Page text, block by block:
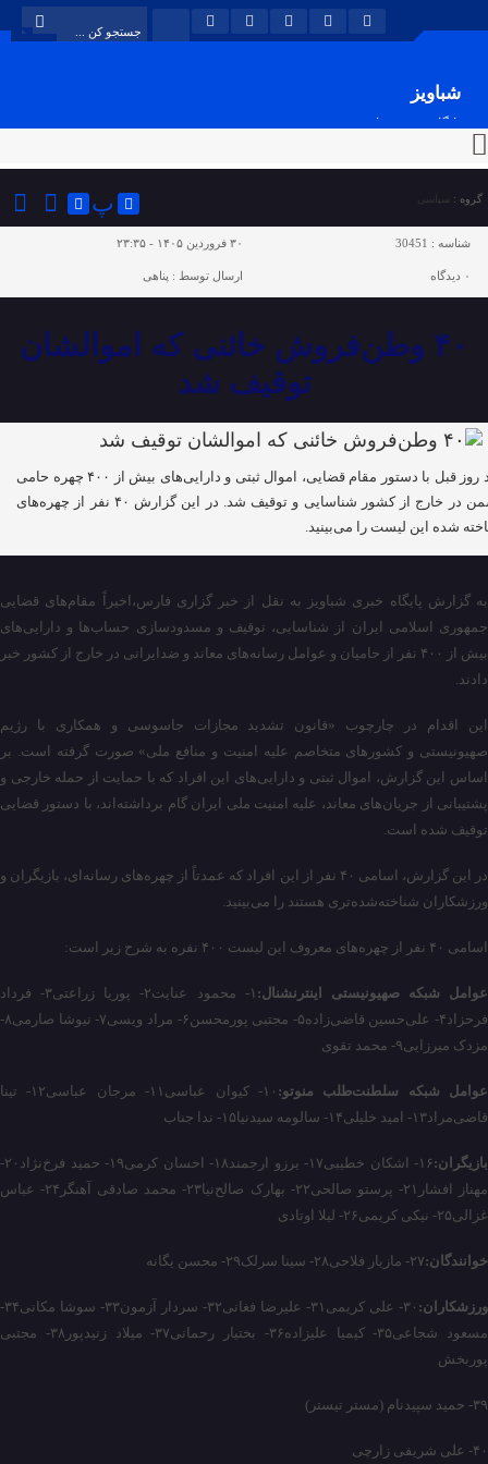
شباویز
پایگاه خبری شباویز
گروه : سیاسی پ
شناسه : 30451 ۳۰ فروردین ۱۴۰۵ - ۲۳:۳۵
۰ دیدگاه ارسال توسط : پناهی
۴۰ وطن‌فروش خائنی که اموالشان
توقیف شد
چند روز قبل با دستور مقام قضایی، اموال ثبتی و دارایی‌های بیش از ۴۰۰ چهره‌ حامی
دشمن در خارج از کشور شناسایی و توقیف شد. در این گزارش ۴۰ نفر از چهره‌های
شده این لیست را می‌بینید.
به گزارش پایگاه خبری شباویز به نقل از خبر گزاری فارس،اخیراً مقام‌های قضایی
جمهوری اسلامی ایران از شناسایی، توقیف و مسدودسازی حساب‌ها و دارایی‌های
بیش از ۴۰۰ نفر از حامیان و عوامل رسانه‌های معاند و ضدایرانی در خارج از کشور خبر
دادند.
این اقدام در چارچوب «قانون تشدید مجازات جاسوسی و همکاری با رژیم
صهیونیستی و کشورهای متخاصم علیه امنیت و منافع ملی» صورت گرفته است. بر
اساس این گزارش، اموال ثبتی و دارایی‌های این افراد که با حمایت از حمله خارجی و
پشتیبانی از جریان‌های معاند، علیه امنیت ملی ایران گام برداشته‌اند، با دستور قضایی
توقیف شده است.
در این گزارش، اسامی ۴۰ نفر از این افراد که عمدتاً از چهره‌های رسانه‌ای، بازیگران و
ورزشکاران شناخته‌شده‌تری هستند را می‌بینید.
اسامی ۴۰ نفر از چهره‌های معروف این لیست ۴۰۰ نفره به شرح زیر است:
عوامل شبکه صهیونیستی اینترنشنال:
۱- محمود عنایت۲- پوریا زراعتی۳- فرداد
فرحزاد۴- علی‌حسین قاضی‌زاده۵- مجتبی پورمحسن۶- مراد ویسی۷- نیوشا صارمی۸-
مزدک میرزایی۹- محمد تقوی
عوامل شبکه سلطنت‌طلب منوتو:
۱۰- کیوان عباسی۱۱- مرجان عباسی۱۲- تینا
قاضی‌مراد۱۳- امید خلیلی۱۴- سالومه سیدنیا۱۵- ندا جناب
بازیگران:
۱۶- اشکان خطیبی۱۷- برزو ارجمند۱۸- احسان کرمی۱۹- حمید فرخ‌نژاد۲۰-
مهناز افشار۲۱- پرستو صالحی۲۲- بهارک صالح‌نیا۲۳- محمد صادقی آهنگر۲۴- عباس
غزالی۲۵- نیکی کریمی۲۶- لیلا اوتادی
خوانندگان:۲۷- مازیار فلاحی۲۸- سینا سرلک۲۹- محسن یگانه
ورزشکاران:
۳۰- علی کریمی۳۱- علیرضا فغانی۳۲- سردار آزمون۳۳- سوشا مکانی۳۴-
مسعود شجاعی۳۵- کیمیا علیزاده۳۶- بختیار رحمانی۳۷- میلاد زنیدپور۳۸- مجتبی
پوربخش
۳۹- حمید سپیدنام (مستر تیستر)
۴۰- علی شریفی زارچی